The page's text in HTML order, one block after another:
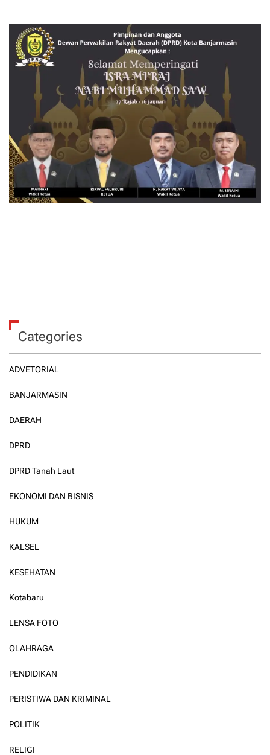
Categories
ADVETORIAL
BANJARMASIN
DAERAH
DPRD
DPRD Tanah Laut
EKONOMI DAN BISNIS
HUKUM
KALSEL
KESEHATAN
Kotabaru
LENSA FOTO
OLAHRAGA
PENDIDIKAN
PERISTIWA DAN KRIMINAL
POLITIK
RELIGI